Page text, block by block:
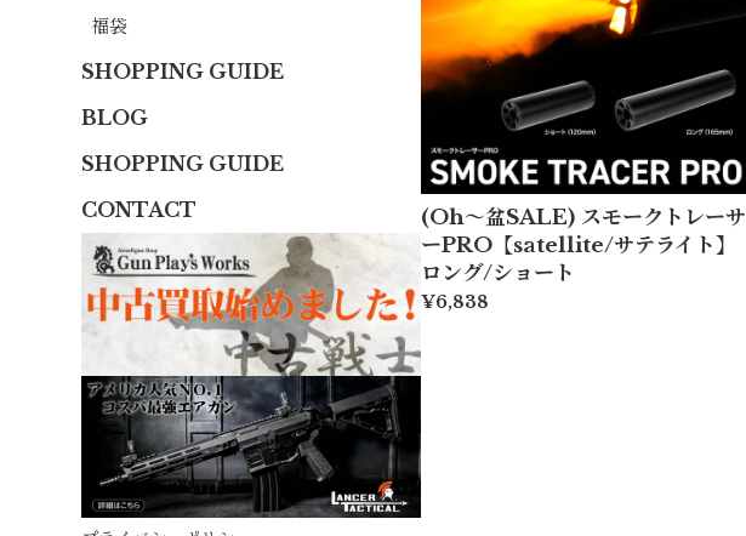
福袋
SHOPPING GUIDE
BLOG
SHOPPING GUIDE
CONTACT
(Oh〜盆SALE) スモークトレーサ
ーPRO【satellite/サテライト】
ロング/ショート
¥6,838